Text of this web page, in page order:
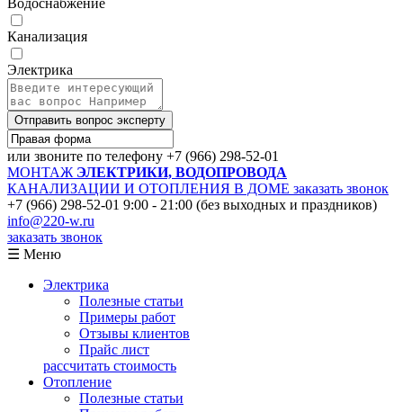
Водоснабжение
Канализация
Электрика
Отправить вопрос эксперту
или звоните по телефону +7 (966) 298-52-01
МОНТАЖ ЭЛЕКТРИКИ, ВОДОПРОВОДА
КАНАЛИЗАЦИИ И ОТОПЛЕНИЯ В ДОМЕ заказать звонок
+7 (966) 298-52-01 9:00 - 21:00 (без выходных и праздников)
info@220-w.ru
заказать звонок
☰ Меню
Электрика
Полезные статьи
Примеры работ
Отзывы клиентов
Прайс лист
рассчитать стоимость
Отопление
Полезные статьи